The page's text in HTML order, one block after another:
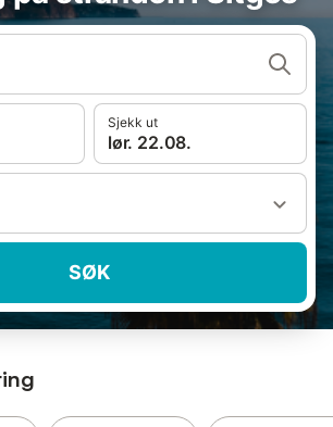
Sjekk ut
lør. 22.08.
SØK